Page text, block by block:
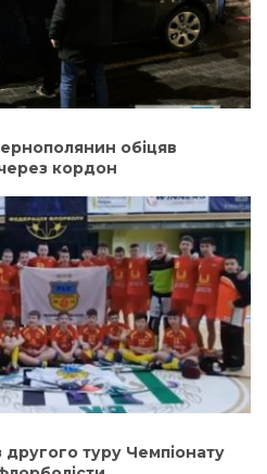
обіцяв
кордон
туру Чемпіонату